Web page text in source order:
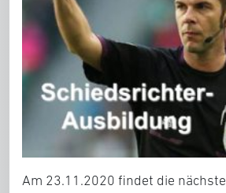
Am 23.11.2020 findet die nächste